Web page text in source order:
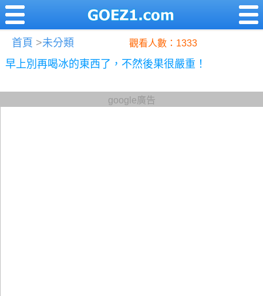
首頁 >未分類 觀看人數：1333
早上別再喝冰的東西了，不然後果很嚴重！
google廣告